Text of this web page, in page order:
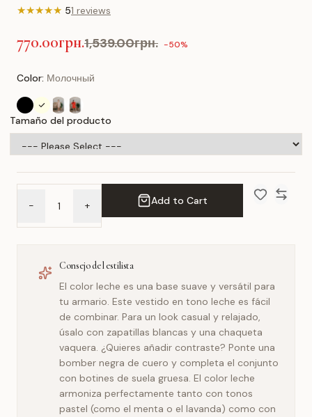
★★★★★ 51 reviews
770.00грн.1,539.00грн. -50%
Color: Молочный
Tamaño del producto
- + Add to Cart
Consejo del estilista
El color leche es una base suave y versátil para
tu armario. Este vestido en tono leche es fácil
de combinar. Para un look casual y relajado,
úsalo con zapatillas blancas y una chaqueta
vaquera. ¿Quieres añadir contraste? Ponte una
bomber negra de cuero y completa el conjunto
con botines de suela gruesa. El color leche
armoniza perfectamente tanto con tonos
pastel (como el menta o el lavanda) como con